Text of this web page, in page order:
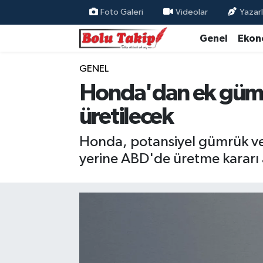
Foto Galeri Videolar
Genel
GENEL
Honda'dan ek
üretilecek
Honda, potansiyel gümrük
yerine ABD'de üretme kararı